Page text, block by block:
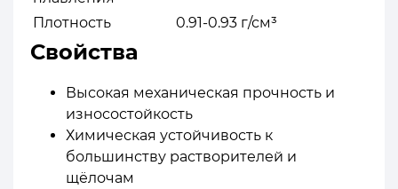
Плотность 0.91-0.93 г/см³
Свойства
Высокая механическая прочность и
износостойкость
Химическая устойчивость к
большинству растворителей и
щёлочам